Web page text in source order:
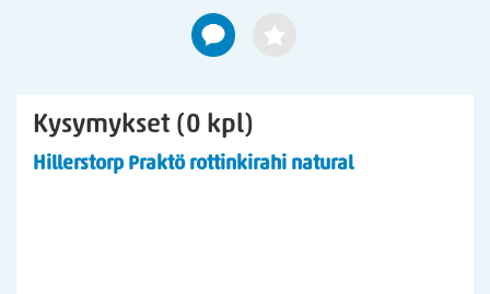
Kysymykset (0 kpl)
Hillerstorp Praktö rottinkirahi natural